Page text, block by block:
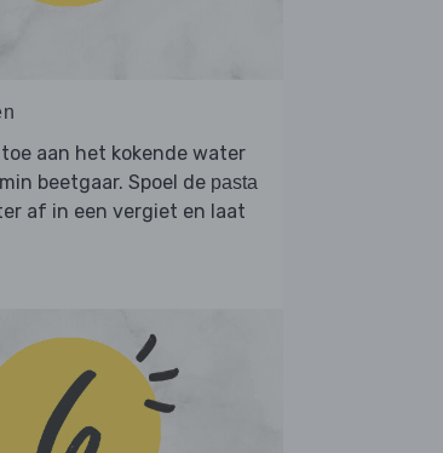
toe aan het kokende water
beetgaar. Spoel de pasta
af in een vergiet en laat